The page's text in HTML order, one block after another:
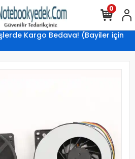
Kargo Bedava! (Bayiler için
0